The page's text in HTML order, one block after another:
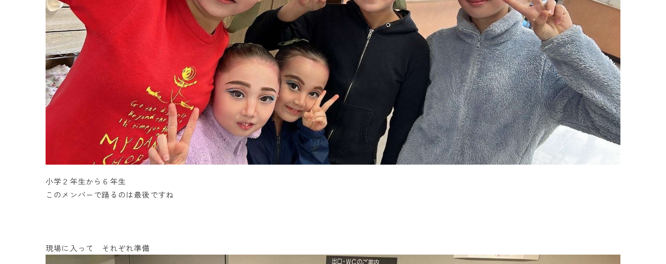
小学２年生から６年生
このメンバーで踊るのは最後ですね
現場に入って それぞれ準備